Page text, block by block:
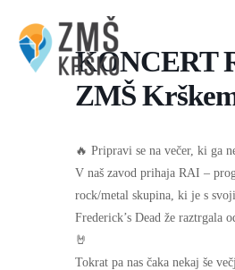
content
KONCERT
ZMŠ
🔥 Pripravi se na večer, ki ga
V naš zavod prihaja RAI –
rock/metal skupina, ki je s
Frederick’s Dead že raztrgala
🤘
Tokrat pa nas čaka nekaj še